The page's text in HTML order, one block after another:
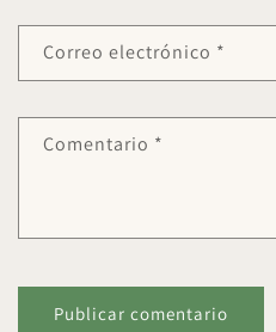
Correo electrónico *
Comentario *